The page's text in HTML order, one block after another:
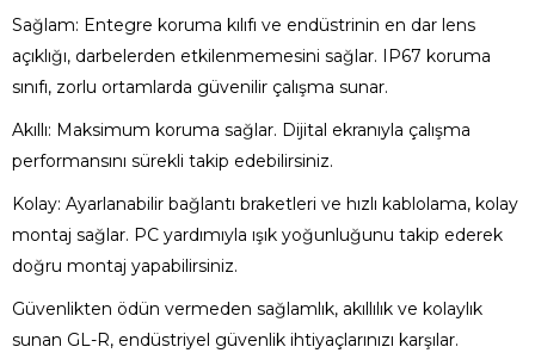
Sağlam: Entegre koruma kılıfı ve endüstrinin en dar lens
açıklığı, darbelerden etkilenmemesini sağlar. IP67 koruma
sınıfı, zorlu ortamlarda güvenilir çalışma sunar.
Akıllı: Maksimum koruma sağlar. Dijital ekranıyla çalışma
performansını sürekli takip edebilirsiniz.
Kolay: Ayarlanabilir bağlantı braketleri ve hızlı kablolama, kolay
montaj sağlar. PC yardımıyla ışık yoğunluğunu takip ederek
doğru montaj yapabilirsiniz.
Güvenlikten ödün vermeden sağlamlık, akıllılık ve kolaylık
sunan GL-R, endüstriyel güvenlik ihtiyaçlarınızı karşılar.